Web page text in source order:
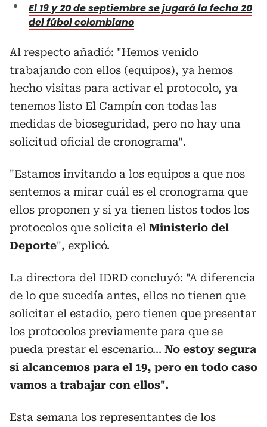
El 19 y 20 de septiembre se jugará la fecha 20
del fúbol colombiano
Al respecto añadió: "Hemos venido
trabajando con ellos (equipos), ya hemos
hecho visitas para activar el protocolo, ya
tenemos listo El Campín con todas las
medidas de bioseguridad, pero no hay una
solicitud oficial de cronograma".
"Estamos invitando a los equipos a que nos
sentemos a mirar cuál es el cronograma que
ellos proponen y si ya tienen listos todos los
protocolos que solicita el Ministerio del
Deporte", explicó.
La directora del IDRD concluyó: "A diferencia
de lo que sucedía antes, ellos no tienen que
solicitar el estadio, pero tienen que presentar
los protocolos previamente para que se
pueda prestar el escenario... No estoy segura
si alcancemos para el 19, pero en todo caso
vamos a trabajar con ellos".
Esta semana los representantes de los